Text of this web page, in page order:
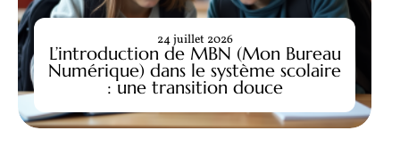
L’introduction de MBN (Mon Bureau
Numérique) dans le système scolaire
: une transition douce
24 juillet 2026